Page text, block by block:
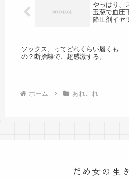
やっぱり、
玉葱で血圧
降圧剤イヤ
ソックス、ってどれくらい履くも
の？断捨離で、超感激する。
ホーム あれこれ
だめ女の生